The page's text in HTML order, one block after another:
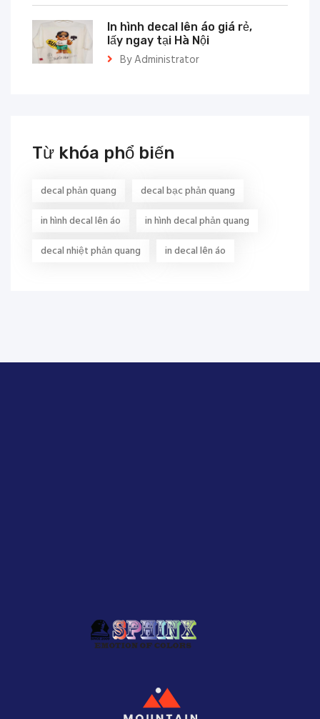
In hình decal lên áo giá rẻ,
lấy ngay tại Hà Nội
By Administrator
Từ khóa phổ biến
decal phản quang
decal bạc phản quang
in hình decal lên áo
in hình decal phản quang
decal nhiệt phản quang
in decal lên áo